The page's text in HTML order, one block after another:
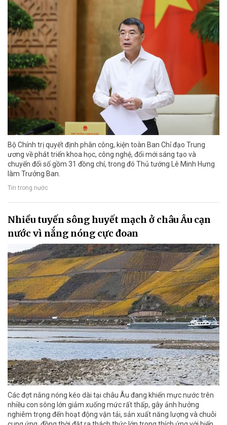
Bộ Chính trị quyết định phân công, kiện toàn Ban Chỉ đạo Trung
ương về phát triển khoa học, công nghệ, đổi mới sáng tạo và
chuyển đổi số gồm 31 đồng chí, trong đó Thủ tướng Lê Minh Hưng
làm Trưởng Ban.
Tin trong nước
Nhiều tuyến sông huyết mạch ở châu Âu cạn
nước vì nắng nóng cực đoan
Các đợt nắng nóng kéo dài tại châu Âu đang khiến mực nước trên
nhiều con sông lớn giảm xuống mức rất thấp, gây ảnh hưởng
nghiêm trọng đến hoạt động vận tải, sản xuất năng lượng và chuỗi